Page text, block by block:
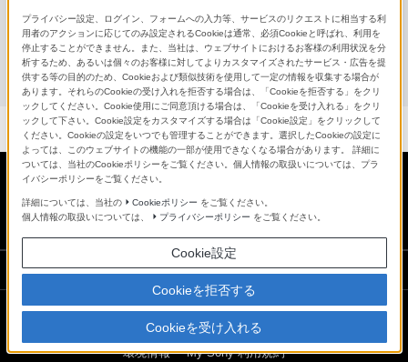
MDR-NWNC33
ヘッドホンアンプ
日本
ソニーストアでのお買い物にあたって
採用情報 特約店のご案内
環境情報
My Sony 利用規約
プライバシー設定、ログイン、フォームへの入力等、サービスのリクエストに相当する利
用者のアクションに応じてのみ設定されるCookieは通常、必須Cookieと呼ばれ、利用を
停止することができません。また、当社は、ウェブサイトにおけるお客様の利用状況を分
析するため、あるいは個々のお客様に対してよりカスタマイズされたサービス・広告を提
供する等の目的のため、Cookieおよび類似技術を使用して一定の情報を収集する場合が
あります。それらのCookieの受け入れを拒否する場合は、「Cookieを拒否する」をクリ
ックしてください。Cookie使用にご同意頂ける場合は、「Cookieを受け入れる」をクリ
ックして下さい。Cookie設定をカスタマイズする場合は「Cookie設定」をクリックして
ください。Cookieの設定をいつでも管理することができます。選択したCookieの設定に
よっては、このウェブサイトの機能の一部が使用できなくなる場合があります。 詳細に
ついては、当社のCookieポリシーをご覧ください。個人情報の取扱いについては、プラ
イバシーポリシーをご覧ください。
詳細については、当社の Cookieポリシー をご覧ください。
個人情報の取扱いについては、
プライバシーポリシー をご覧ください。
Cookie設定
Cookieを拒否する
Cookieを受け入れる